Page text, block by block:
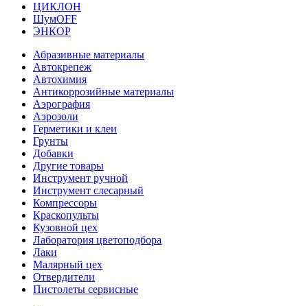
ЦИКЛОН
ШумOFF
ЭНКОР
Абразивные материалы
Автокрепеж
Автохимия
Антикоррозийные материалы
Аэрография
Аэрозоли
Герметики и клеи
Грунты
Добавки
Другие товары
Инструмент ручной
Инструмент слесарный
Компрессоры
Краскопульты
Кузовной цех
Лаборатория цветоподбора
Лаки
Малярный цех
Отвердители
Пистолеты сервисные